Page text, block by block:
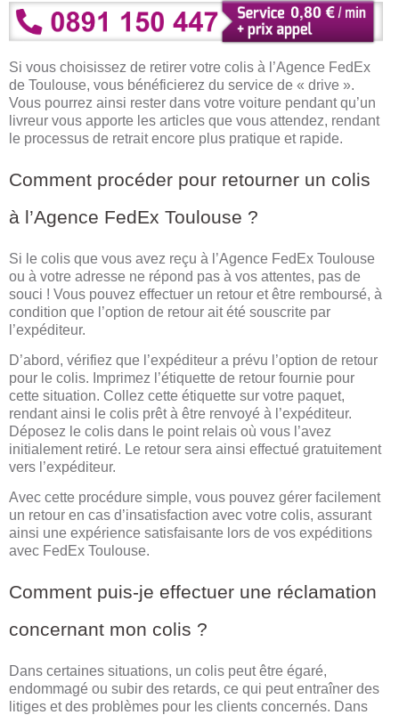
Si vous choisissez de retirer votre colis à l’Agence FedEx
de Toulouse, vous bénéficierez du service de « drive ».
Vous pourrez ainsi rester dans votre voiture pendant qu’un
livreur vous apporte les articles que vous attendez, rendant
le processus de retrait encore plus pratique et rapide.
Comment procéder pour retourner un colis
à l’Agence FedEx Toulouse ?
Si le colis que vous avez reçu à l’Agence FedEx Toulouse
ou à votre adresse ne répond pas à vos attentes, pas de
souci ! Vous pouvez effectuer un retour et être remboursé, à
condition que l’option de retour ait été souscrite par
l’expéditeur.
D’abord, vérifiez que l’expéditeur a prévu l’option de retour
pour le colis. Imprimez l’étiquette de retour fournie pour
cette situation. Collez cette étiquette sur votre paquet,
rendant ainsi le colis prêt à être renvoyé à l’expéditeur.
Déposez le colis dans le point relais où vous l’avez
initialement retiré. Le retour sera ainsi effectué gratuitement
vers l’expéditeur.
Avec cette procédure simple, vous pouvez gérer facilement
un retour en cas d’insatisfaction avec votre colis, assurant
ainsi une expérience satisfaisante lors de vos expéditions
avec FedEx Toulouse.
Comment puis-je effectuer une réclamation
concernant mon colis ?
Dans certaines situations, un colis peut être égaré,
endommagé ou subir des retards, ce qui peut entraîner des
litiges et des problèmes pour les clients concernés. Dans